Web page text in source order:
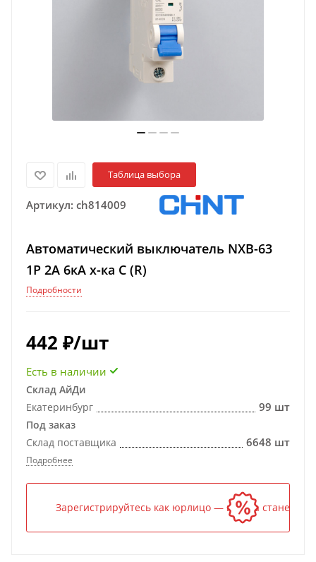
Таблица выбора
Артикул: ch814009
Автоматический выключатель NXB-63
1P 2A 6кА х-ка C (R)
Подробности
442 ₽/шт
Есть в наличии
Склад АйДи
Екатеринбург
99 шт
Под заказ
Склад поставщика
6648 шт
Подробнее
Зарегистрируйтесь как юрлицо — и цена станет